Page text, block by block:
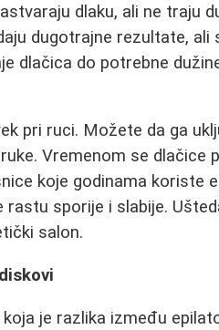
dlaku, ali ne traju
dugotrajne rezultate, ali
dlačica do potrebne
pri ruci. Možete da ga
Vremenom se dlačice
koje godinama koriste
rastu sporije i slabije.
salon.
je razlika između